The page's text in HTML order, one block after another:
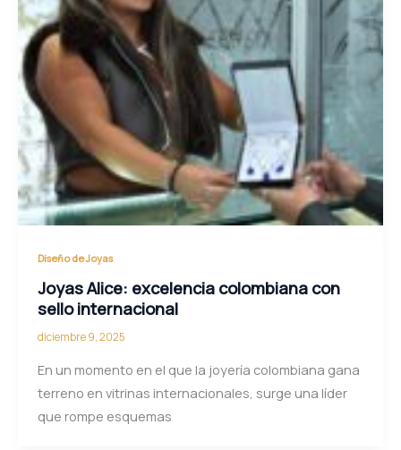
Diseño de Joyas
Joyas Alice: excelencia colombiana con
sello internacional
diciembre 9, 2025
En un momento en el que la joyería colombiana gana
terreno en vitrinas internacionales, surge una líder
que rompe esquemas